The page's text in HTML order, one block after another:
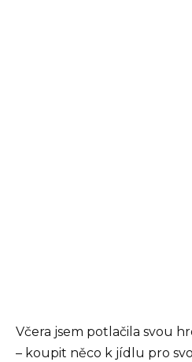
Včera jsem potlačila svou
– koupit něco k jídlu pro